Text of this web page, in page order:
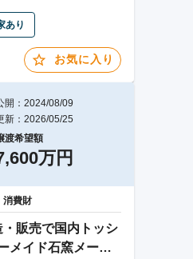
あり
お気に入り
開：2024/08/09
新：2026/05/25
渡希望額
万円
消費財
・販売で国内トッシ
メイド石窯メーカ